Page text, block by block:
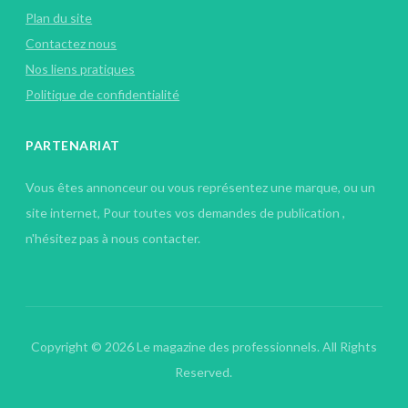
Plan du site
Contactez nous
Nos liens pratiques
Politique de confidentialité
PARTENARIAT
Vous êtes annonceur ou vous représentez une marque, ou un
site internet, Pour toutes vos demandes de publication ,
n'hésitez pas à nous contacter.
Copyright © 2026 Le magazine des professionnels. All Rights
Reserved.